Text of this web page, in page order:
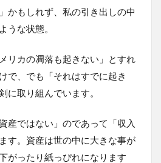
かもしれず、私の引き出しの中
うな状態。
リカの凋落も起きない」とすれ
で、でも「それはすでに起き
に取り組んでいます。
産ではない」のであって「収入
す。資産は世の中に大きな事が
がったり紙っぴれになります